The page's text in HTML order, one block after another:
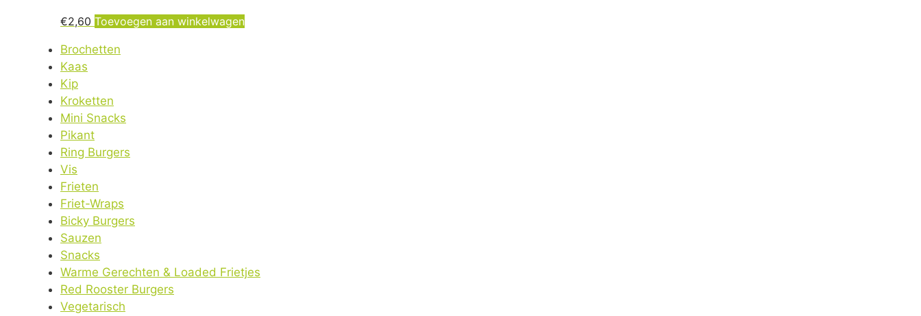
€2,60 Toevoegen aan winkelwagen
Brochetten
Kaas
Kip
Kroketten
Mini Snacks
Pikant
Ring Burgers
Vis
Frieten
Friet-Wraps
Bicky Burgers
Sauzen
Snacks
Warme Gerechten & Loaded Frietjes
Red Rooster Burgers
Vegetarisch